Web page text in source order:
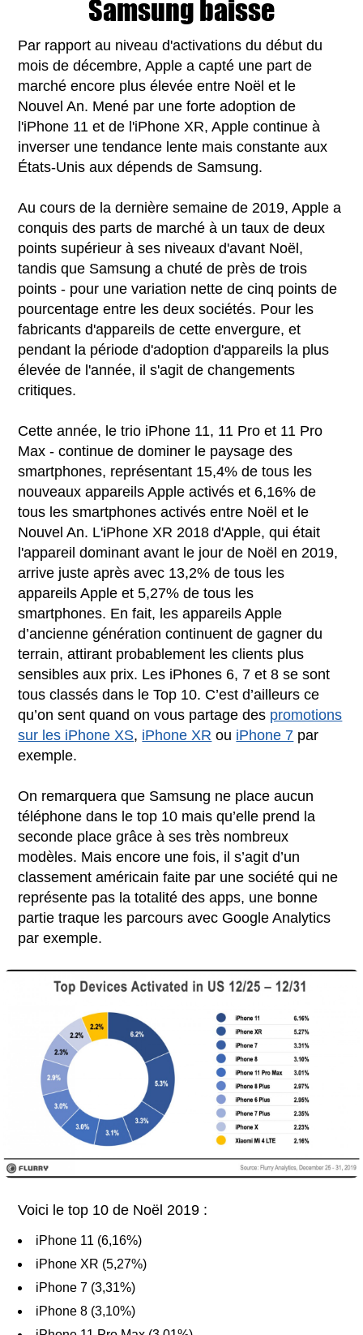
Samsung baisse
Par rapport au niveau d'activations du début du
mois de décembre, Apple a capté une part de
marché encore plus élevée entre Noël et le
Nouvel An. Mené par une forte adoption de
l'iPhone 11 et de l'iPhone XR, Apple continue à
inverser une tendance lente mais constante aux
États-Unis aux dépends de Samsung.
Au cours de la dernière semaine de 2019, Apple a
conquis des parts de marché à un taux de deux
points supérieur à ses niveaux d'avant Noël,
tandis que Samsung a chuté de près de trois
points - pour une variation nette de cinq points de
pourcentage entre les deux sociétés. Pour les
fabricants d'appareils de cette envergure, et
pendant la période d'adoption d'appareils la plus
élevée de l'année, il s'agit de changements
critiques.
Cette année, le trio iPhone 11, 11 Pro et 11 Pro
Max - continue de dominer le paysage des
smartphones, représentant 15,4% de tous les
nouveaux appareils Apple activés et 6,16% de
tous les smartphones activés entre Noël et le
Nouvel An. L'iPhone XR 2018 d'Apple, qui était
l'appareil dominant avant le jour de Noël en 2019,
arrive juste après avec 13,2% de tous les
appareils Apple et 5,27% de tous les
smartphones. En fait, les appareils Apple
d’ancienne génération continuent de gagner du
terrain, attirant probablement les clients plus
sensibles aux prix. Les iPhones 6, 7 et 8 se sont
tous classés dans le Top 10. C’est d’ailleurs ce
qu’on sent quand on vous partage des promotions
sur les iPhone XS, iPhone XR ou iPhone 7 par
exemple.
On remarquera que Samsung ne place aucun
téléphone dans le top 10 mais qu’elle prend la
seconde place grâce à ses très nombreux
modèles. Mais encore une fois, il s’agit d’un
classement américain faite par une société qui ne
représente pas la totalité des apps, une bonne
partie traque les parcours avec Google Analytics
par exemple.
Voici le top 10 de Noël 2019 :
iPhone 11 (6,16%)
iPhone XR (5,27%)
iPhone 7 (3,31%)
iPhone 8 (3,10%)